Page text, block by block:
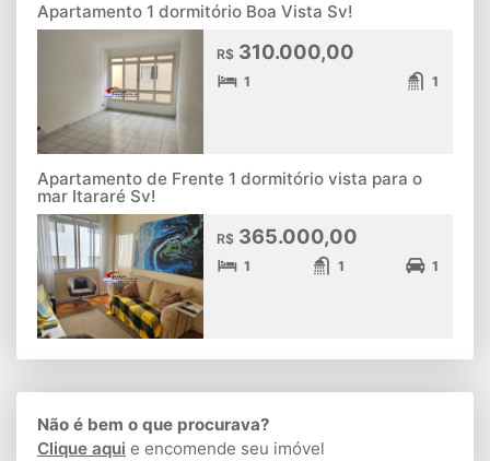
Apartamento 1 dormitório Boa Vista Sv!
R$ 310.000,00
1 1
Apartamento de Frente 1 dormitório vista para o
mar Itararé Sv!
R$ 365.000,00
1 1 1
Não é bem o que procurava?
Clique aqui e encomende seu imóvel